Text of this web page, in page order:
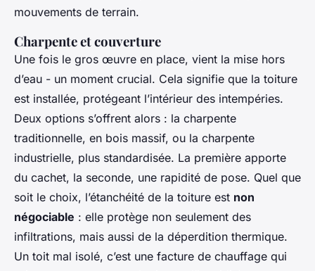
mouvements de terrain.
Charpente et couverture
Une fois le gros œuvre en place, vient la mise hors
d’eau - un moment crucial. Cela signifie que la toiture
est installée, protégeant l’intérieur des intempéries.
Deux options s’offrent alors : la charpente
traditionnelle, en bois massif, ou la charpente
industrielle, plus standardisée. La première apporte
du cachet, la seconde, une rapidité de pose. Quel que
soit le choix, l’étanchéité de la toiture est non
négociable : elle protège non seulement des
infiltrations, mais aussi de la déperdition thermique.
Un toit mal isolé, c’est une facture de chauffage qui